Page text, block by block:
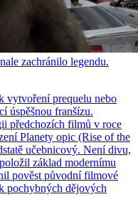
zachránilo legendu.
vytvoření prequelu nebo
úspěšnou franšízu.
předchozích filmů v roce
Planety opic (Rise of the
učebnicový. Není divu,
základ modernímu
pověst původní filmové
pochybných dějových